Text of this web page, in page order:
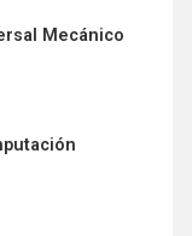
Mecánico